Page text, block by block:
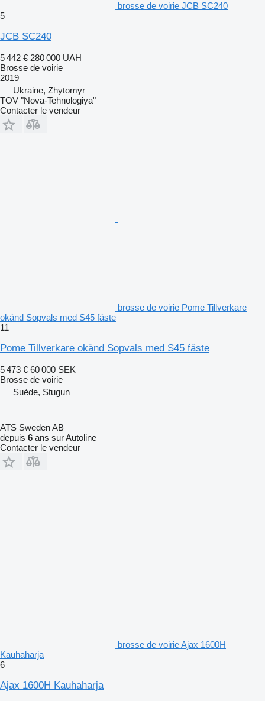
brosse de voirie JCB SC240
5
JCB SC240
5 442 € 280 000 UAH
Brosse de voirie
2019
Ukraine, Zhytomyr
TOV "Nova-Tehnologiya"
Contacter le vendeur
brosse de voirie Pome Tillverkare
okänd Sopvals med S45 fäste
11
Pome Tillverkare okänd Sopvals med S45 fäste
5 473 € 60 000 SEK
Brosse de voirie
Suède, Stugun
ATS Sweden AB
depuis 6 ans sur Autoline
Contacter le vendeur
brosse de voirie Ajax 1600H
Kauhaharja
6
Ajax 1600H Kauhaharja